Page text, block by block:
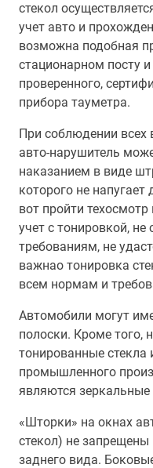
стекол
учет авто и
возможна подобная
стационарном посту
проверенного,
прибора тауметра.
При соблюдении
авто-нарушитель
наказанием в виде
которого не
вот пройти
учет с тонировкой, не
требованиям, не
важнао тонировка
всем нормам и
Автомобили могут
полоски. Кроме того,
тонированные стекла
промышленного
являются зеркальные
«Шторки» на окнах
стекол) не запрещены
заднего вида.